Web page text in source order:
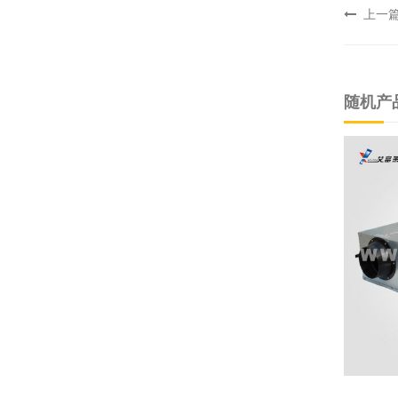
上一
随机产